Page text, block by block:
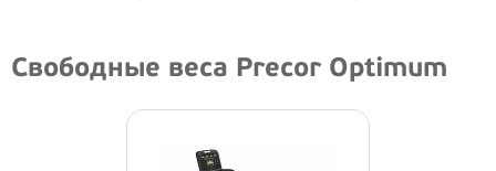
Свободные веса Precor Optimum